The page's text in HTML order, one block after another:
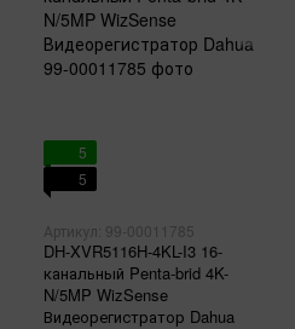
5
5
Артикул: 99-00011785
DH-XVR5116H-4KL-I3 16-
канальный Penta-brid 4K-
N/5MP WizSense
Видеорегистратор Dahua